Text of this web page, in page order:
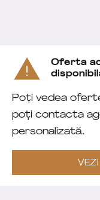
Oferta
Poți vedea
poți contacta
personalizată.